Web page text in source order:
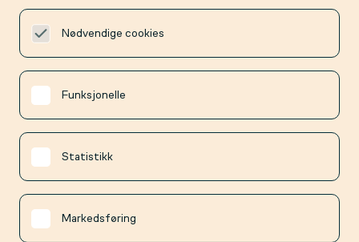
Nødvendige cookies
Funksjonelle
Statistikk
Markedsføring